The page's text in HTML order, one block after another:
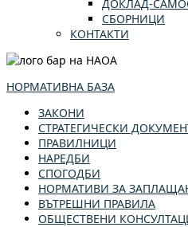
ДОКЛАД-
СБОРНИЦИ
КОНТАКТИ
НОРМАТИВНА БАЗА
ЗАКОНИ
СТРАТЕГИЧЕСКИ
ПРАВИЛНИЦИ
НАРЕДБИ
СПОГОДБИ
НОРМАТИВИ ЗА
ВЪТРЕШНИ ПРАВИЛА
ОБЩЕСТВЕНИ